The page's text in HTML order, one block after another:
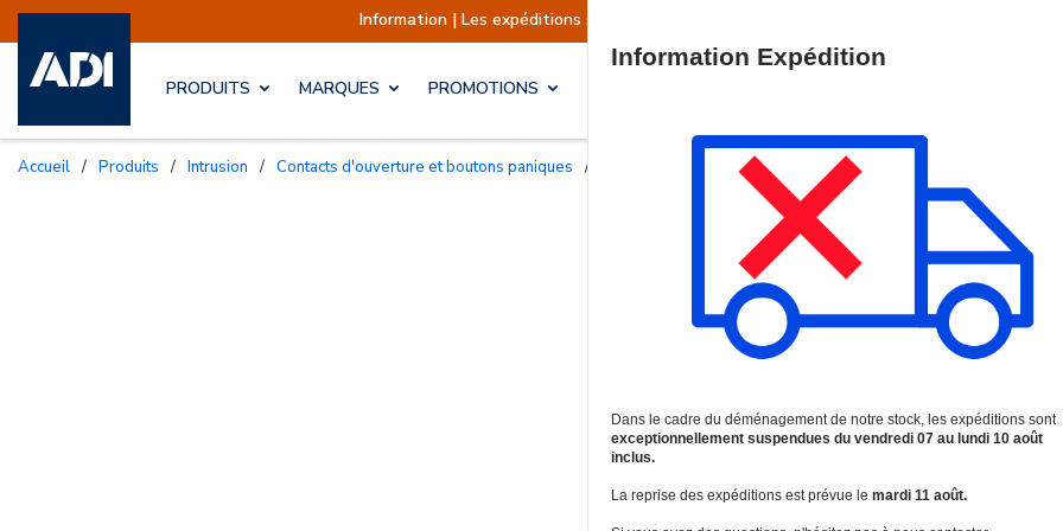
Information | Les expéditions sont actuellement suspendues Reprise prévue le mardi 11
PRODUITS MARQUES PROMOTIONS
Accueil / Produits / Intrusion / Contacts d'ouverture et boutons paniques /